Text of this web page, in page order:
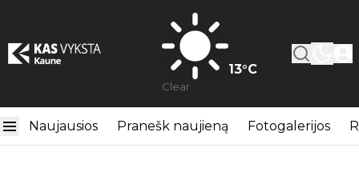
13°C
Clear
Naujausios Pranešk naujieną Fotogalerijos